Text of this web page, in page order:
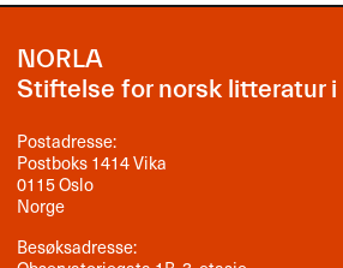
NORLA
Stiftelse for norsk litteratur
Postadresse:
Postboks 1414 Vika
0115 Oslo
Norge
Besøksadresse: